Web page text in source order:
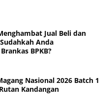
Jual Beli dan
Anda
BPKB?
Nasional 2026 Batch 1
Kandangan